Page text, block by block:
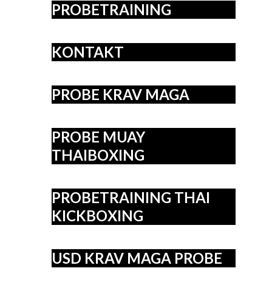
PROBETRAINING
KONTAKT
PROBE KRAV MAGA
PROBE MUAY
THAIBOXING
PROBETRAINING THAI
KICKBOXING
USD KRAV MAGA PROBE